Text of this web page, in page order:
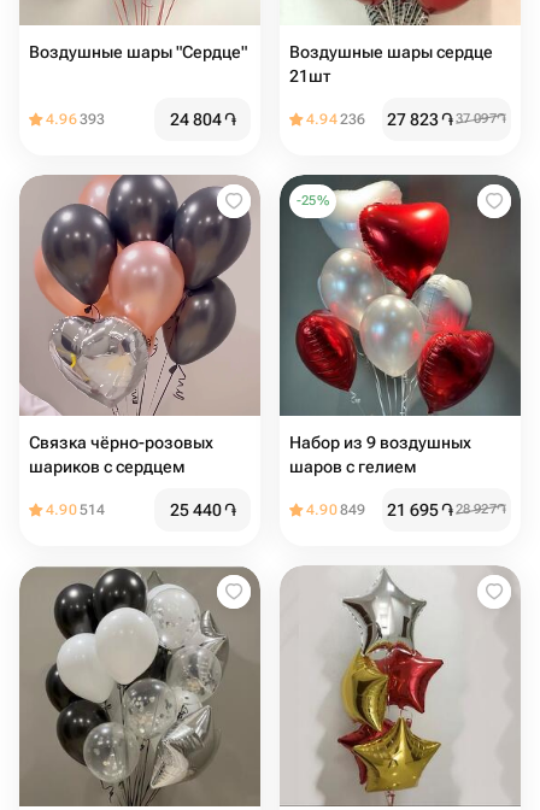
Воздушные шары "Сердце"
4.96393 24 804֏
Воздушные шары сердце
21шт
4.94236 27 823֏37 097֏
Связка чёрно-розовых
шариков с сердцем
4.90514 25 440֏
-25%
Набор из 9 воздушных
шаров с гелием
4.90849 21 695֏28 927֏